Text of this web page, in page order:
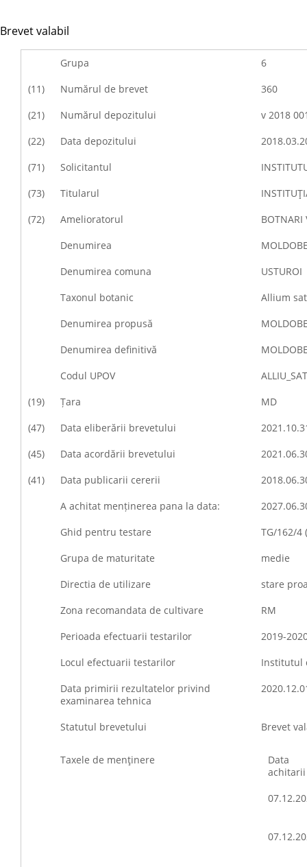
Brevet valabil
Grupa
6
(11)
Numărul de brevet
360
(21)
Numărul depozitului
v 2018
(22)
Data depozitului
(71)
Solicitantul
(73)
Titularul
(72)
Amelioratorul
Denumirea
Denumirea comuna
USTUROI
Taxonul botanic
Allium
Denumirea propusă
Denumirea definitivă
Codul UPOV
ALLIU_SAT
(19)
Țara
MD
(47)
Data eliberării brevetului
(45)
Data acordării brevetului
(41)
Data publicarii cererii
A achitat menținerea pana la data:
Ghid pentru testare
TG/162/4
Grupa de maturitate
medie
Directia de utilizare
stare
Zona recomandata de cultivare
RM
Perioada efectuarii testarilor
2019-
Locul efectuarii testarilor
Institutul
Data primirii rezultatelor privind
examinarea tehnica
Statutul brevetului Brevet
Taxele de menţinere
Data
achitarii